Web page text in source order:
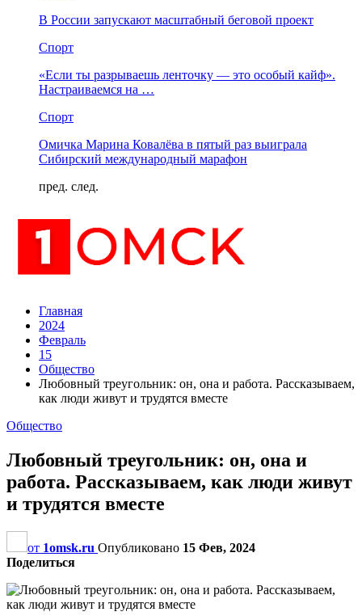
В России запускают масштабный беговой проект
Спорт
«Если ты разрываешь ленточку — это особый кайф».
Настраиваемся на …
Спорт
Омичка Марина Ковалёва в пятый раз выиграла
Сибирский международный марафон
пред. след.
Главная
2024
Февраль
15
Общество
Любовный треугольник: он, она и работа. Рассказываем,
как люди живут и трудятся вместе
Общество
Любовный треугольник: он, она и
работа. Рассказываем, как люди живут
и трудятся вместе
от 1omsk.ru Опубликовано 15 Фев, 2024
Поделиться